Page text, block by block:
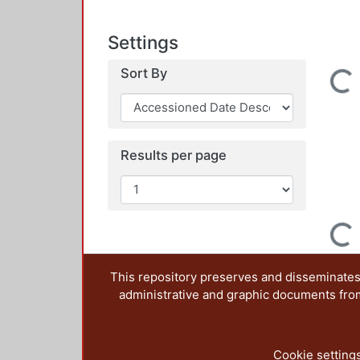
Settings
Sort By
Results per page
Loading...
Loading...
This repository preserves and
administrative and graphic documents
Cookie